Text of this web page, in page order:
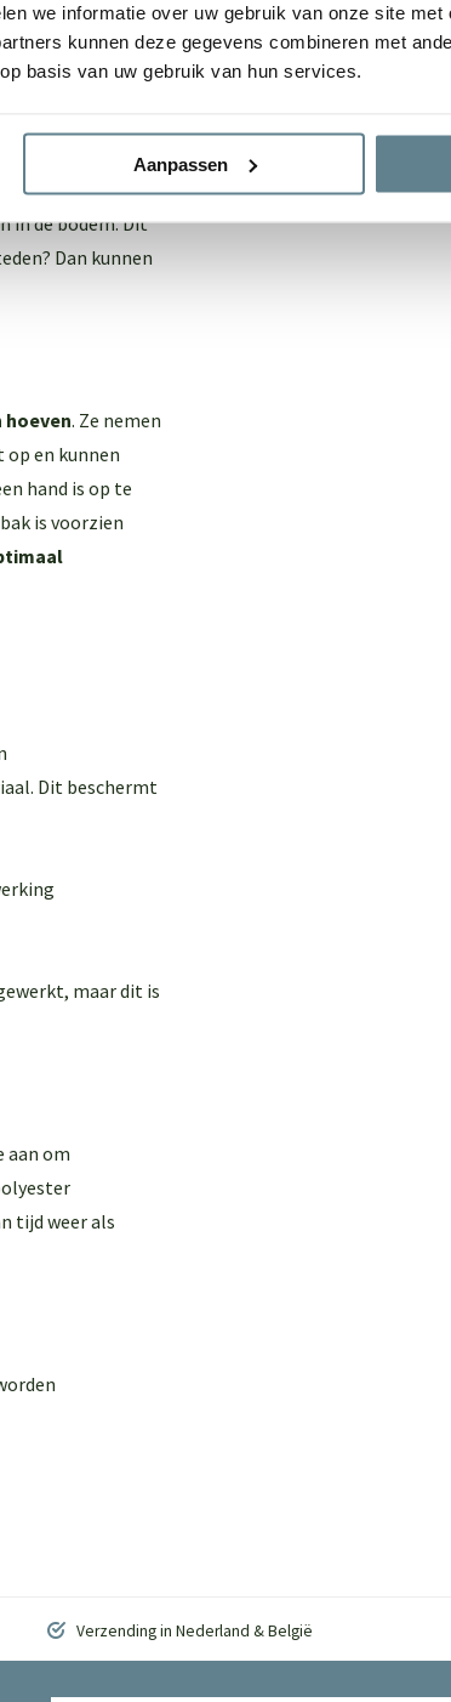
we informatie over uw gebruik van onze site
kunnen deze gegevens combineren met
basis van uw gebruik van hun services.
Aanpassen
contact met
de
We laten de
stevigheid
in de bodem. Dit
Dan kunnen
hoeven. Ze nemen
en kunnen
hand is op te
is voorzien
Dit beschermt
maar dit is
aan om
tijd weer als
Verzending in Nederland & België